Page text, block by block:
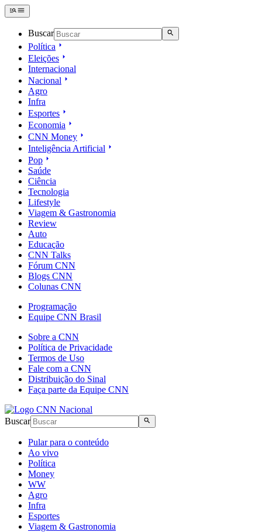
Buscar
Política
Eleições
Internacional
Nacional
Agro
Infra
Esportes
Economia
CNN Money
Inteligência Artificial
Pop
Saúde
Ciência
Tecnologia
Lifestyle
Viagem & Gastronomia
Review
Auto
Educação
CNN Talks
Fórum CNN
Blogs CNN
Colunas CNN
Programação
Equipe CNN Brasil
Sobre a CNN
Política de Privacidade
Termos de Uso
Fale com a CNN
Distribuição do Sinal
Faça parte da Equipe CNN
Buscar
Pular para o conteúdo
Ao vivo
Política
Money
WW
Agro
Infra
Esportes
Viagem & Gastronomia